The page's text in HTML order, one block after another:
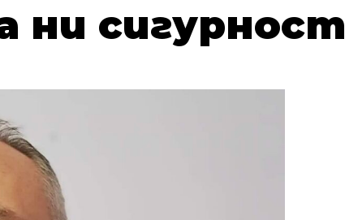
ни сигурност